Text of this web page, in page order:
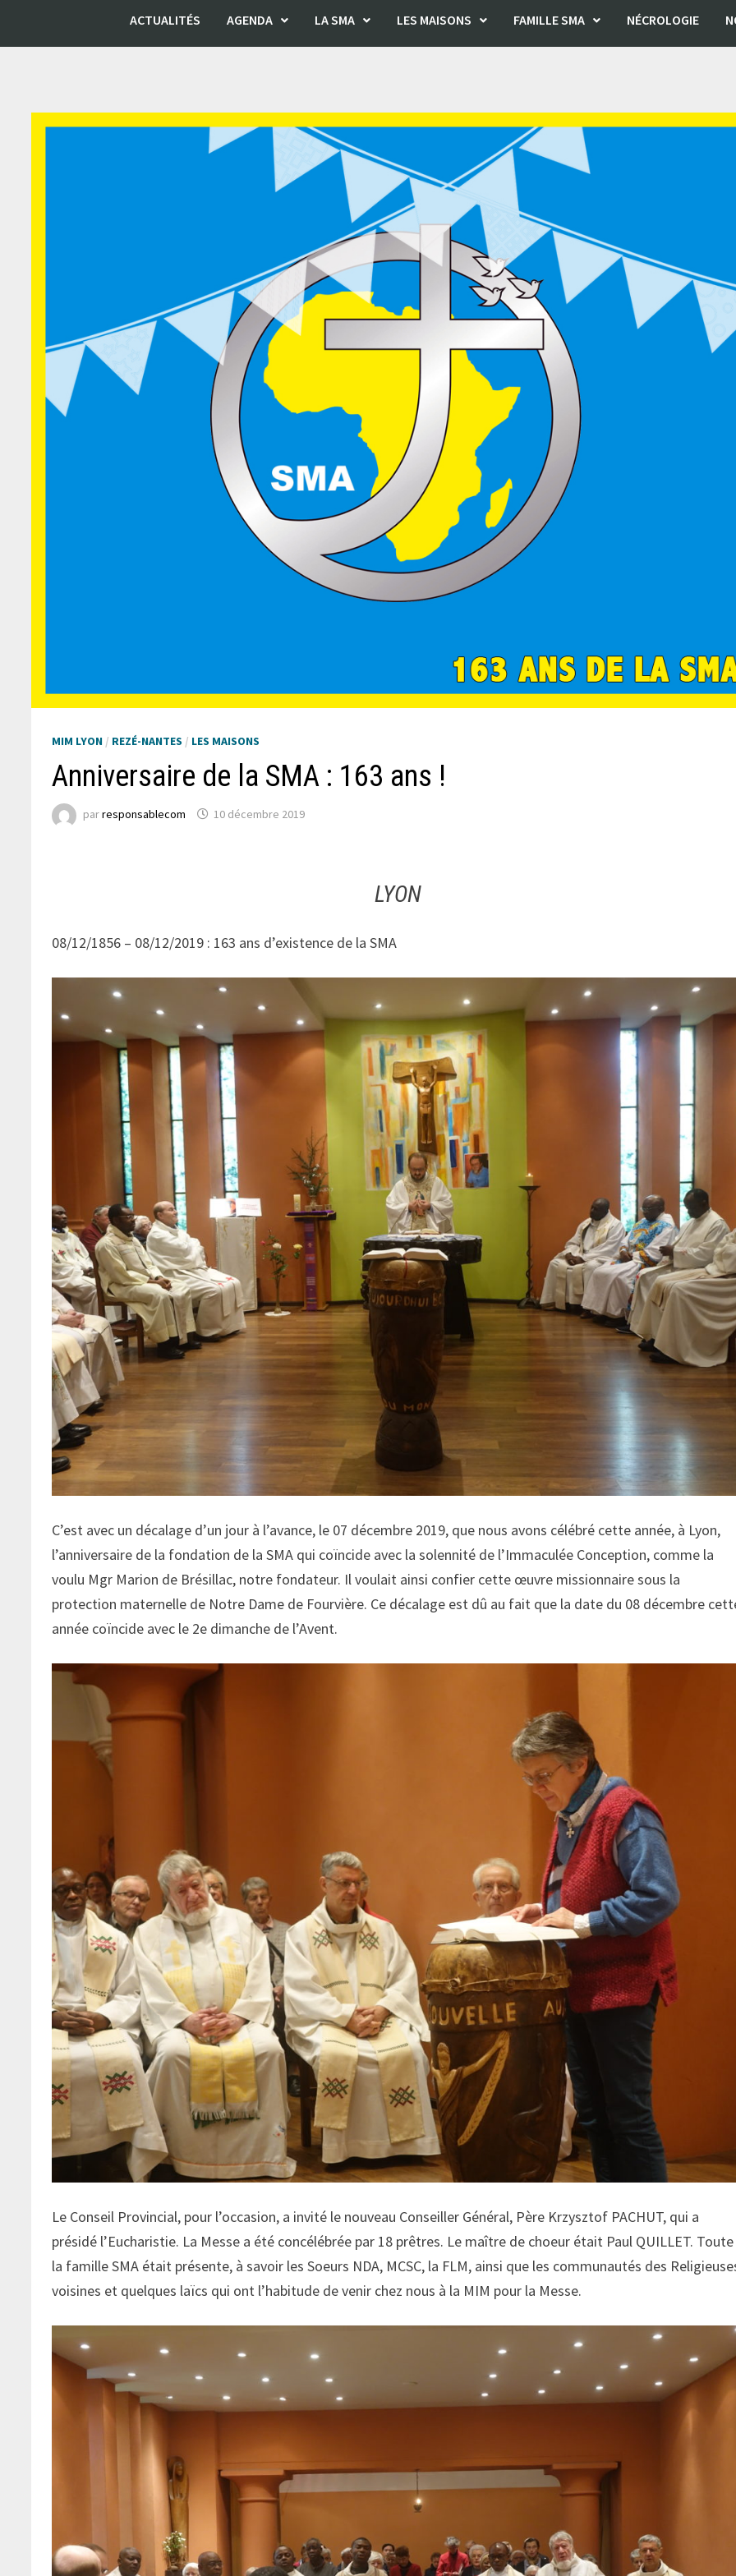
ACTUALITÉS AGENDA LA SMA LES MAISONS FAMILLE SMA NÉCROLOGIE
MIM LYON / REZÉ-NANTES / LES MAISONS
Anniversaire de la SMA : 163 ans !
parresponsablecom 10 décembre 2019
LYON
08/12/1856 – 08/12/2019 : 163 ans d’existence de la SMA
C’est avec un décalage d’un jour à l’avance, le 07 décembre 2019, que nous avons célébré cette année, à Lyon,
l’anniversaire de la fondation de la SMA qui coïncide avec la solennité de l’Immaculée Conception, comme la
voulu Mgr Marion de Brésillac, notre fondateur. Il voulait ainsi confier cette œuvre missionnaire sous la
protection maternelle de Notre Dame de Fourvière. Ce décalage est dû au fait que la date du 08 décembre
année coïncide avec le 2e dimanche de l’Avent.
Le Conseil Provincial, pour l’occasion, a invité le nouveau Conseiller Général, Père Krzysztof PACHUT, qui a
présidé l’Eucharistie. La Messe a été concélébrée par 18 prêtres. Le maître de choeur était Paul QUILLET. Toute
la famille SMA était présente, à savoir les Soeurs NDA, MCSC, la FLM, ainsi que les communautés des
voisines et quelques laïcs qui ont l’habitude de venir chez nous à la MIM pour la Messe.